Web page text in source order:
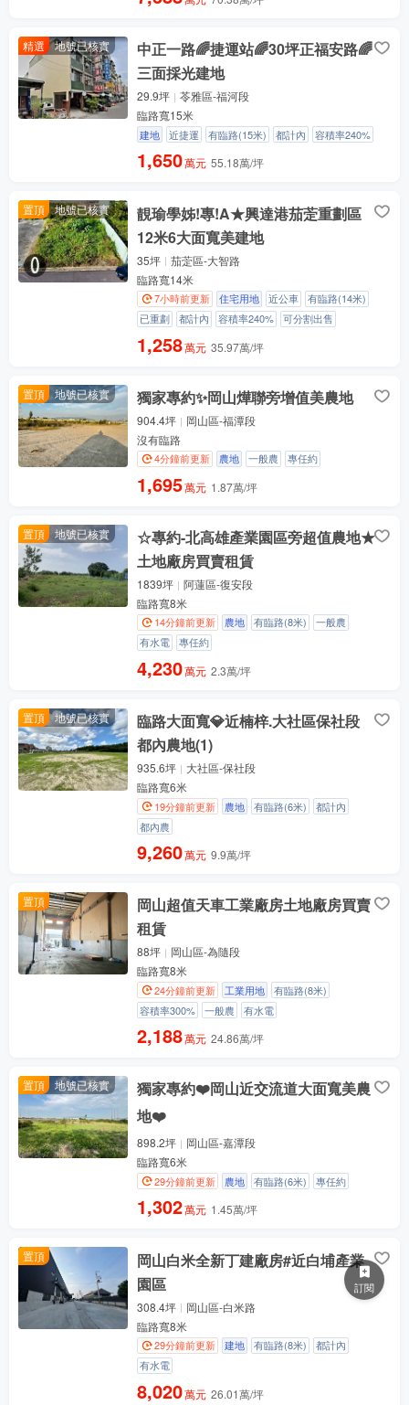
精選 地號已核實
中正一路🌈捷運站🌈30坪正福安路🌈
三面採光建地
29.9坪
苓雅區-福河段
臨路寬15米
建地 近捷運 有臨路(15米) 都計內 容積率240%
1,650萬元 55.18萬/坪
置頂 地號已核實
靚瑜學姊!專!A★興達港茄萣重劃區
12米6大面寬美建地
35坪
茄萣區-大智路
臨路寬14米
7小時前更新 住宅用地 近公車
有臨路(14米)
已重劃
都計內 容積率240% 可分割出售
1,258萬元 35.97萬/坪
置頂 地號已核實 獨家專約✨岡山燁聯旁增值美農地
904.4坪
岡山區-福潭段
沒有臨路
4分鐘前更新 農地 一般農 專任約
1,695萬元 1.87萬/坪
置頂 地號已核實
☆專約-北高雄產業園區旁超值農地★
土地廠房買賣租賃
1839坪
阿蓮區-復安段
臨路寬8米
14分鐘前更新 農地 有臨路(8米)
一般農
有水電
專任約
4,230萬元 2.3萬/坪
置頂 地號已核實
臨路大面寬💎近楠梓.大社區保社段
都內農地(1)
935.6坪
大社區-保社段
臨路寬6米
19分鐘前更新 農地 有臨路(6米)
都計內
都內農
9,260萬元 9.9萬/坪
置頂
岡山超值天車工業廠房土地廠房買賣
租賃
88坪
岡山區-為隨段
臨路寬8米
24分鐘前更新 工業用地
有臨路(8米)
容積率300%
一般農 有水電
2,188萬元 24.86萬/坪
置頂 地號已核實
獨家專約❤️岡山近交流道大面寬美農
地❤️
898.2坪
岡山區-嘉潭段
臨路寬6米
29分鐘前更新 農地 有臨路(6米) 專任約
1,302萬元 1.45萬/坪
置頂
岡山白米全新丁建廠房#近白埔產業
園區
308.4坪
岡山區-白米路
臨路寬8米
29分鐘前更新 建地 有臨路(8米)
都計內
有水電
8,020萬元 26.01萬/坪
訂閱